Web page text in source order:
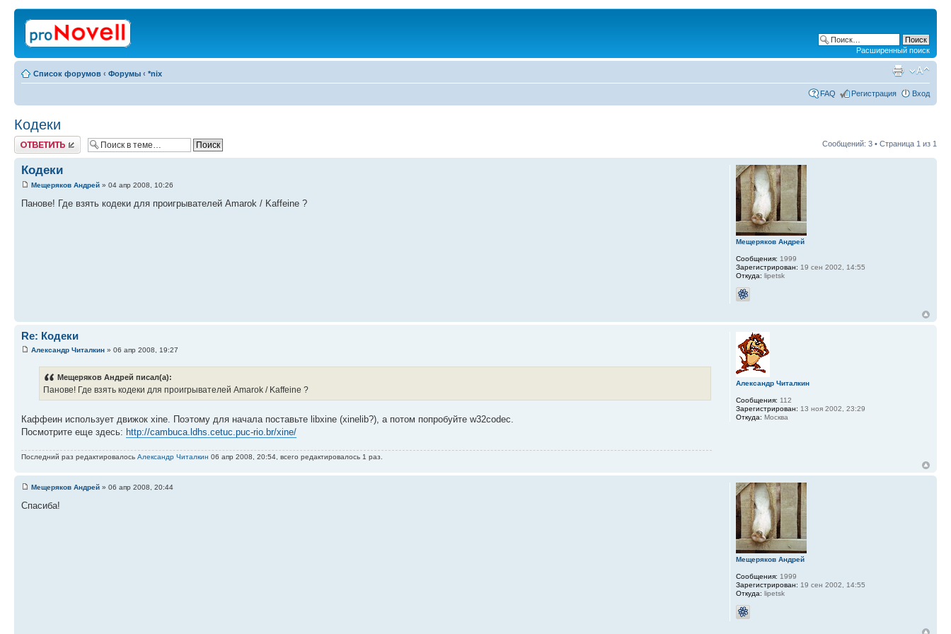
Расширенный поиск
Список форумов ‹ Форумы ‹ *nix
FAQ Регистрация Вход
Кодеки
Ответить Сообщений: 3 • Страница 1 из 1
Кодеки
Мещеряков Андрей » 04 апр 2008, 10:26
Панове! Где взять кодеки для проигрывателей Amarok / Kaffeine ?
Мещеряков Андрей
Сообщения: 1999
Зарегистрирован: 19 сен 2002, 14:55
Откуда: lipetsk
Re: Кодеки
Александр Читалкин » 06 апр 2008, 19:27
Мещеряков Андрей писал(а):
Панове! Где взять кодеки для проигрывателей Amarok / Kaffeine ?
Каффеин использует движок xine. Поэтому для начала поставьте libxine (xinelib?), а потом попробуйте w32codec.
Посмотрите еще здесь: http://cambuca.ldhs.cetuc.puc-rio.br/xine/
Последний раз редактировалось Александр Читалкин 06 апр 2008, 20:54, всего редактировалось 1 раз.
Александр Читалкин
Сообщения: 112
Зарегистрирован: 13 ноя 2002, 23:29
Откуда: Москва
Мещеряков Андрей » 06 апр 2008, 20:44
Спасиба!
Мещеряков Андрей
Сообщения: 1999
Зарегистрирован: 19 сен 2002, 14:55
Откуда: lipetsk